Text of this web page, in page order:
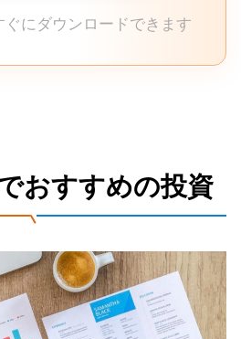
ぐにダウンロードできます
おすすめの投資